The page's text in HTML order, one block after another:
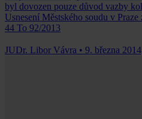
byl dovozen pouze důvod vazby
Usnesení Městského soudu v
44 To 92/2013
JUDr. Libor Vávra • 9. března